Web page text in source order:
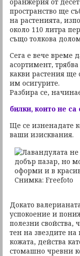
пространство ще
на растенията,
около 110 литра
също толкова
Сега е вече време
асортимент,
какви растения ще
им осигурите.
Разбира се,
билки, които не
Ще се изненадате
ваши изисквания.
Докато
успокоение и
полезни свойства,
тен на звездите
кожата, действа
стомашно чревни